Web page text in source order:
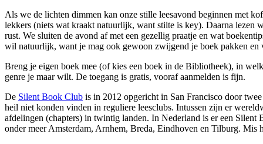
Als we de lichten dimmen kan onze stille leesavond beginnen met
lekkers (niets wat kraakt natuurlijk, want stilte is key). Daarna lezen
rust. We sluiten de avond af met een gezellig praatje en wat
wil natuurlijk, want je mag ook gewoon zwijgend je boek pakken en
Breng je eigen boek mee (of kies een boek in de Bibliotheek), in
genre je maar wilt. De toegang is gratis, vooraf aanmelden is fijn.
De Silent Book Club is in 2012 opgericht in San Francisco door
heil niet konden vinden in reguliere leesclubs. Intussen zijn er
afdelingen (chapters) in twintig landen. In Nederland is er een Silent
onder meer Amsterdam, Arnhem, Breda, Eindhoven en Tilburg. Mis